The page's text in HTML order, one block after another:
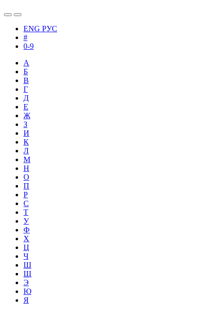
ENG РУС
#
0-9
А
Б
В
Г
Д
Е
Ж
З
И
К
Л
М
Н
О
П
Р
С
Т
У
Ф
Х
Ц
Ч
Ш
Щ
Э
Ю
Я